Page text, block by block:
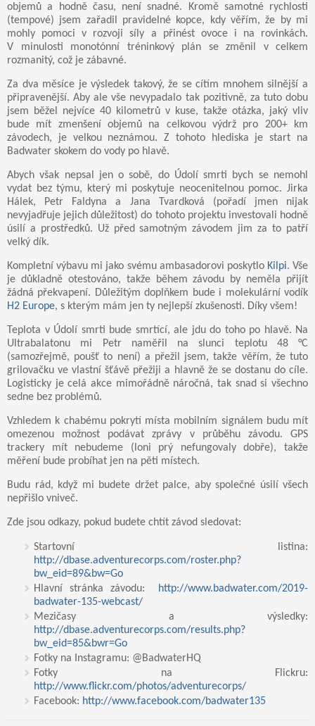
objemů a hodně času, není snadné. Kromě samotné rychlosti
(tempové) jsem zařadil pravidelné kopce, kdy věřím, že by mi
mohly pomoci v rozvoji síly a přinést ovoce i na rovinkách.
V minulosti monotónní tréninkový plán se změnil v celkem
rozmanitý, což je zábavné.
Za dva měsíce je výsledek takový, že se cítím mnohem silnější a
připravenější. Aby ale vše nevypadalo tak pozitivně, za tuto dobu
jsem běžel nejvíce 40 kilometrů v kuse, takže otázka, jaký vliv
bude mít zmenšení objemů na celkovou výdrž pro 200+ km
závodech, je velkou neznámou. Z tohoto hlediska je start na
Badwater skokem do vody po hlavě.
Abych však nepsal jen o sobě, do Údolí smrti bych se nemohl
vydat bez týmu, který mi poskytuje neocenitelnou pomoc. Jirka
Hálek, Petr Faldyna a Jana Tvardková (pořadí jmen nijak
nevyjadřuje jejich důležitost) do tohoto projektu investovali hodně
úsilí a prostředků. Už před samotným závodem jim za to patří
velký dík.
Kompletní výbavu mi jako svému ambasadorovi poskytlo Kilpi. Vše
je důkladně otestováno, takže během závodu by neměla přijít
žádná překvapení. Důležitým doplňkem bude i molekulární vodík
H2 Europe, s kterým mám jen ty nejlepší zkušenosti. Díky všem!
Teplota v Údolí smrti bude smrtící, ale jdu do toho po hlavě. Na
Ultrabalatonu mi Petr naměřil na slunci teplotu 48 °C
(samozřejmě, poušť to není) a přežil jsem, takže věřím, že tuto
grilovačku ve vlastní šťávě přežiji a hlavně že se dostanu do cíle.
Logisticky je celá akce mimořádně náročná, tak snad si všechno
sedne bez problémů.
Vzhledem k chabému pokrytí místa mobilním signálem budu mít
omezenou možnost podávat zprávy v průběhu závodu. GPS
trackery mít nebudeme (loni prý nefungovaly dobře), takže
měření bude probíhat jen na pěti místech.
Budu rád, když mi budete držet palce, aby společné úsilí všech
nepřišlo vniveč.
Zde jsou odkazy, pokud budete chtít závod sledovat:
Startovní listina:
http://dbase.adventurecorps.com/roster.php?
bw_eid=89&bw=Go
Hlavní stránka závodu:
http://www.badwater.com/2019-
badwater-135-webcast/
Mezičasy a výsledky:
http://dbase.adventurecorps.com/results.php?
bw_eid=85&bwr=Go
Fotky na Instagramu: @BadwaterHQ
Fotky na Flickru:
http://www.flickr.com/photos/adventurecorps/
Facebook: http://www.facebook.com/badwater135